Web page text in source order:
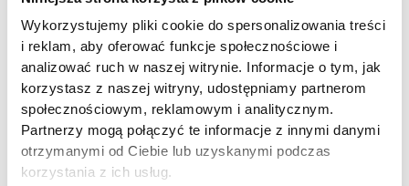
Wykorzystujemy pliki cookie do spersonalizowania treści
i reklam, aby oferować funkcje społecznościowe i
analizować ruch w naszej witrynie. Informacje o tym, jak
korzystasz z naszej witryny, udostępniamy partnerom
społecznościowym, reklamowym i analitycznym.
Partnerzy mogą połączyć te informacje z innymi danymi
otrzymanymi od Ciebie lub uzyskanymi podczas
korzystania z ich usług.
DATA
20-06-26
Zakończone